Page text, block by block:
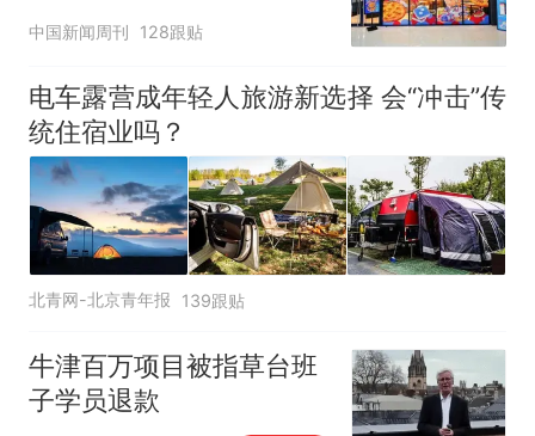
中国新闻周刊 128跟贴
电车露营成年轻人旅游新选择 会“冲击”传
统住宿业吗？
北青网-北京青年报 139跟贴
牛津百万项目被指草台班
子学员退款